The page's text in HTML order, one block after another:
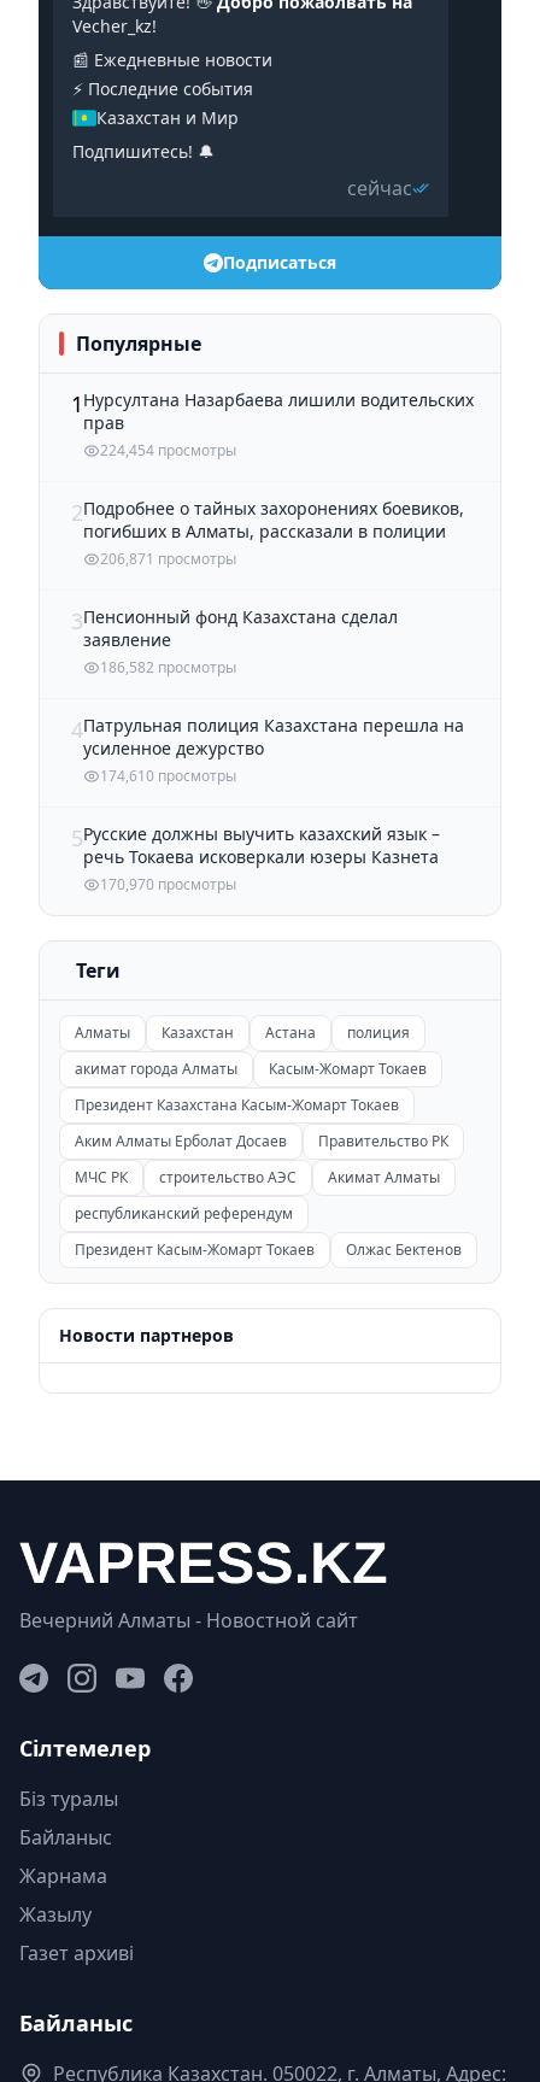
Vecher_kz!
📰 Ежедневные новости
⚡️ Последние события
Казахстан и Мир
Подпишитесь! 🔔
сейчас
Подписаться
Популярные
1 Нурсултана Назарбаева лишили водительских
прав
224,454 просмотры
2Подробнее о тайных захоронениях боевиков,
погибших в Алматы, рассказали в полиции
206,871 просмотры
3Пенсионный фонд Казахстана сделал
заявление
186,582 просмотры
4Патрульная полиция Казахстана перешла на
усиленное дежурство
174,610 просмотры
5Русские должны выучить казахский язык –
речь Токаева исковеркали юзеры Казнета
170,970 просмотры
Теги
Алматы Казахстан Астана
полиция
акимат города Алматы
Касым-Жомарт Токаев
Президент Казахстана Касым-Жомарт Токаев
Аким Алматы Ерболат Досаев
Правительство РК
МЧС РК
строительство АЭС
Акимат Алматы
республиканский референдум
Президент Касым-Жомарт Токаев
Олжас Бектенов
Новости партнеров
Вечерний Алматы - Новостной сайт
Сілтемелер
Біз туралы
Байланыс
Жарнама
Жазылу
Газет архиві
Байланыс
Республика Казахстан. 050022, г. Алматы, Адрес: